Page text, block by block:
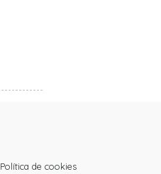
Política de cookies